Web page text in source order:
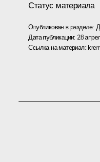
Статус материала
Опубликован в разделе:
Дата публикации: 28
Ссылка на материал: